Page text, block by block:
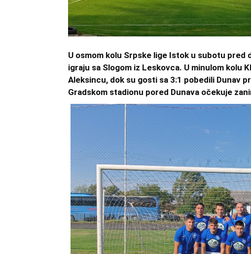
U osmom kolu Srpske lige Istok u subotu
igraju sa Slogom iz Leskovca. U minulom kolu
Aleksincu, dok su gosti sa 3:1 pobedili Dunav
Gradskom stadionu pored Dunava očekuje